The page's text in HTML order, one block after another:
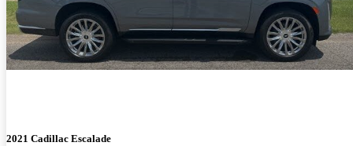
2021 Cadillac Escalade